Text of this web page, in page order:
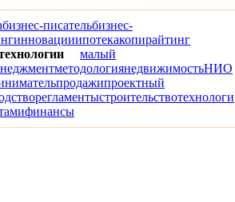
бизнес-писательбизнес-
инновацииипотекакопирайтинг
малый
методологиянедвижимостьНИО
продажипроектный
регламентыстроительствотехнологи
финансы